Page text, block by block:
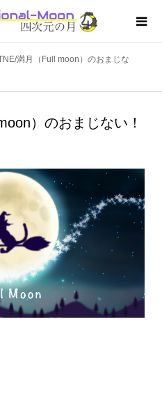
満月（Full moon）のおまじな
）のおまじない！